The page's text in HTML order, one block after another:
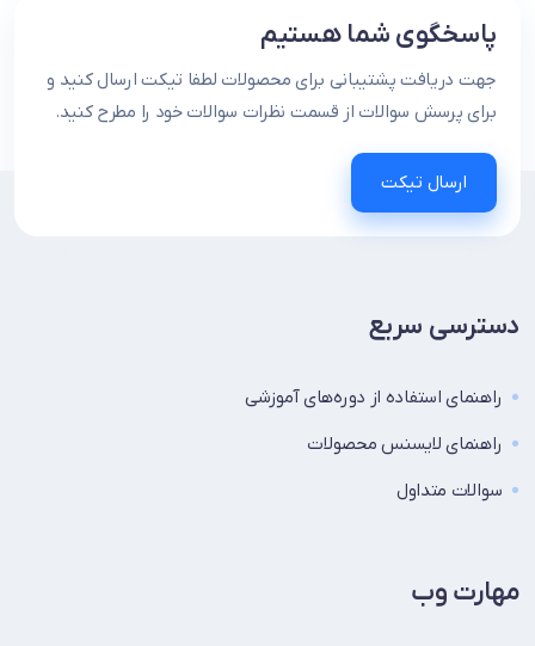
پاسخگوی شما هستیم
جهت دریافت پشتیبانی برای محصولات لطفا تیکت ارسال کنید و
برای پرسش سوالات از قسمت نظرات سوالات خود را مطرح کنید.
ارسال تیکت
دسترسی سریع
راهنمای استفاده از دوره‌های آموزشی
راهنمای لایسنس محصولات
سوالات متداول
مهارت وب